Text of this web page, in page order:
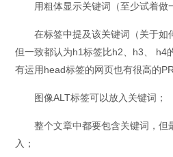
用粗体显示关键词（至少试着做
在标签中提及该关键词（关于如
但一致都认为h1标签比h2、h3、 h4
有运用head标签的网页也有很高的
图像ALT标签可以放入关键词；
整个文章中都要包含关键词，但
入；